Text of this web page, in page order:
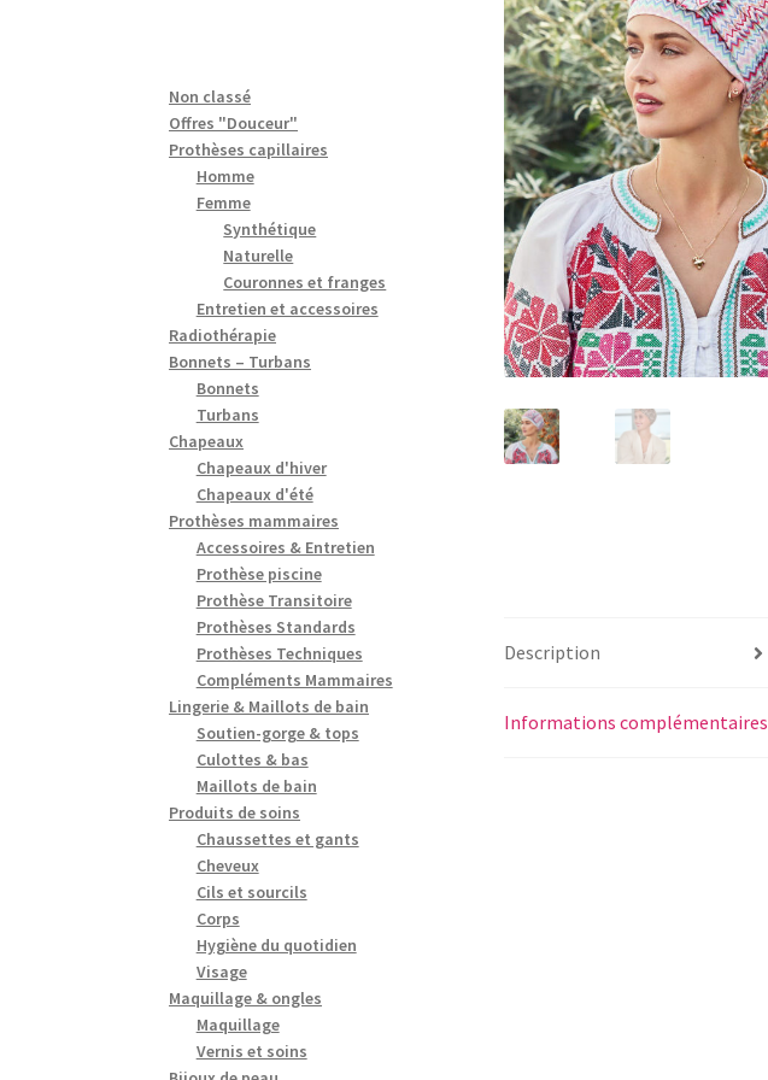
Description
Informations complémentaires
Non classé
Offres "Douceur"
Prothèses capillaires
Homme
Femme
Synthétique
Naturelle
Couronnes et franges
Entretien et accessoires
Radiothérapie
Bonnets – Turbans
Bonnets
Turbans
Chapeaux
Chapeaux d'hiver
Chapeaux d'été
Prothèses mammaires
Accessoires & Entretien
Prothèse piscine
Prothèse Transitoire
Prothèses Standards
Prothèses Techniques
Compléments Mammaires
Lingerie & Maillots de bain
Soutien-gorge & tops
Culottes & bas
Maillots de bain
Produits de soins
Chaussettes et gants
Cheveux
Cils et sourcils
Corps
Hygiène du quotidien
Visage
Maquillage & ongles
Maquillage
Vernis et soins